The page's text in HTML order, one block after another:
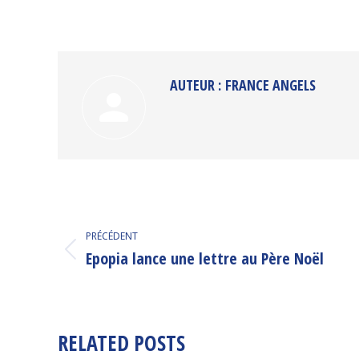
AUTEUR : FRANCE ANGELS
NAVIGATION
ARTICLE
PRÉCÉDENT
Article
Epopia lance une lettre au Père Noël
RELATED POSTS